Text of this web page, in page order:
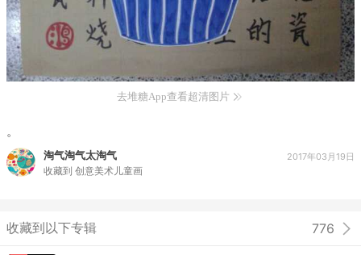
去堆糖App查看超清图片
。
淘气淘气太淘气
收藏到 创意美术儿童画
2017年03月19日
收藏到以下专辑 776